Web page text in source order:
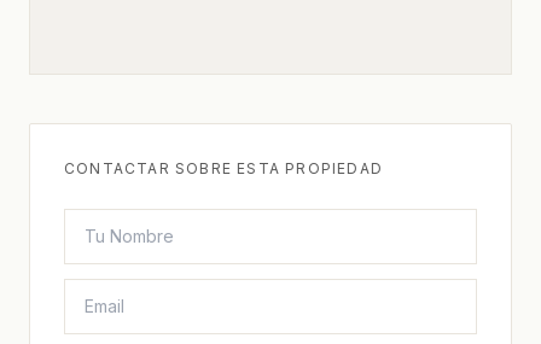
CONTACTAR SOBRE ESTA PROPIEDAD